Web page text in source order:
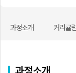
과정소개 커리큘